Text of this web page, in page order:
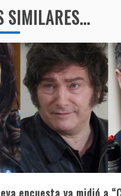
SIMILARES...